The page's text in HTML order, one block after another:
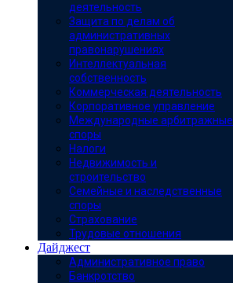
деятельность
Защита по делам об
административных
правонарушениях
Интеллектуальная
собственность
Коммерческая деятельность
Корпоративное управление
Международные арбитражные
споры
Налоги
Недвижимость и
строительство
Семейные и наследственные
споры
Страхование
Трудовые отношения
Дайджест
Административное право
Банкротство